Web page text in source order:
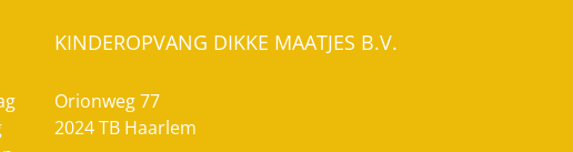
KINDEROPVANG DIKKE MAATJES B.V.
Orionweg 77
2024 TB Haarlem